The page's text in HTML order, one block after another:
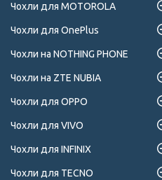
Чохли для MOTOROLA
Чохли для OnePlus
Чохли на NOTHING PHONE
Чохли на ZTE NUBIA
Чохли для OPPO
Чохли для VIVO
Чохли для INFINIX
Чохли для TECNO